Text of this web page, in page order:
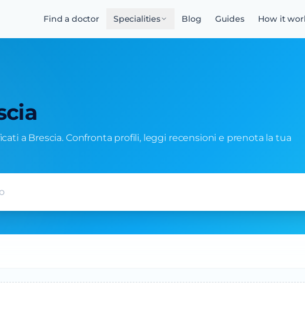
Find a doctor Specialities Blog Guides How it
a Brescia. Confronta profili, leggi recensioni e prenota la tua